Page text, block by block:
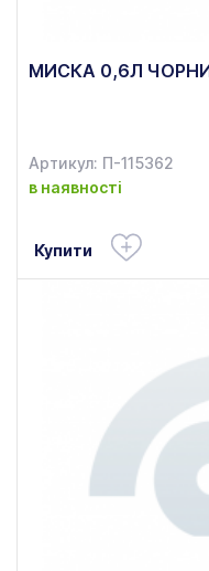
МИСКА 0,6Л
Артикул: П-115362
в наявності
Купити